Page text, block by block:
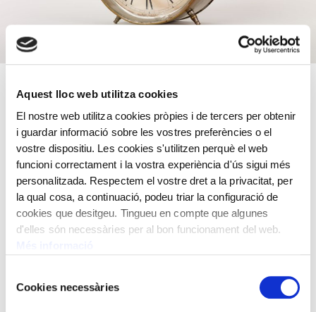
Aquest lloc web utilitza cookies
El nostre web utilitza cookies pròpies i de tercers per obtenir
i guardar informació sobre les vostres preferències o el
vostre dispositiu. Les cookies s'utilitzen perquè el web
funcioni correctament i la vostra experiència d'ús sigui més
personalitzada. Respectem el vostre dret a la privacitat, per
la qual cosa, a continuació, podeu triar la configuració de
cookies que desitgeu. Tingueu en compte que algunes
d'elles són necessàries per al bon funcionament del web.
deCookies necessàries
Llautó, coure i esfera en vidre
Rellotge despertador amb dispositiu del gas i mecanisme
de seguretat.
Despertador transformat per tancar el pas de gas. Firmat
Buffalo dental. Manufacturing Co Buffalo. N.Y.USA.
La màquina porta la firma: Ansonia Clock Cº
Rellotge despertador amb dispositiu del gas,13,5 x 9 x
10,5 cm